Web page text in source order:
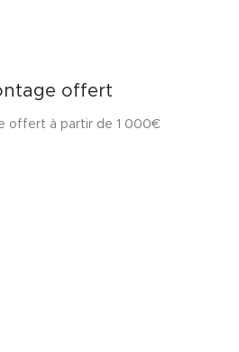
offert
offert à partir de 1 000€